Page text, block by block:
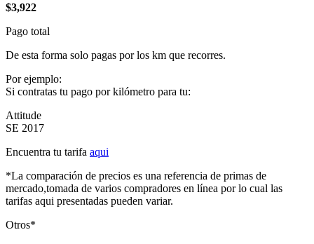
$3,922
Pago total
De esta forma solo pagas por los km que recorres.
Por ejemplo:
Si contratas tu pago por kilómetro para tu:
Attitude
SE 2017
Encuentra tu tarifa aqui
*La comparación de precios es una referencia de primas de
mercado,tomada de varios compradores en línea por lo cual las
tarifas aqui presentadas pueden variar.
Otros*